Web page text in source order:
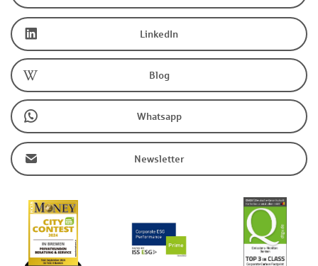
LinkedIn
Blog
Whatsapp
Newsletter